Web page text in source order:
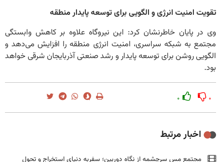
تقویت امنیت انرژی و الگویی برای توسعه پایدار منطقه
وی در پایان خاطرنشان کرد: این نیروگاه علاوه بر کاهش وابستگی
مجتمع به شبکه سراسری، امنیت انرژی منطقه را افزایش می‌دهد و
الگویی روشن برای توسعه پایدار و رشد صنعتی آذربایجان شرقی خواهد
بود.
۰ ۰
اخبار مرتبط
مجتمع مس سرچشمه از نگاه دوربین؛ سفربه دنیای استخراج و تحول